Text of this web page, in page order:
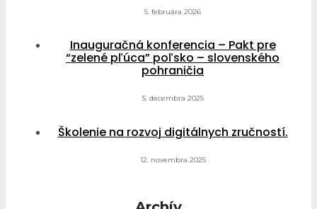
5. februára 2026
Inauguračná konferencia – Pakt pre
“zelené pľúca” poľsko – slovenského
pohraničia
5. decembra 2025
Školenie na rozvoj digitálnych zručností.
12. novembra 2025